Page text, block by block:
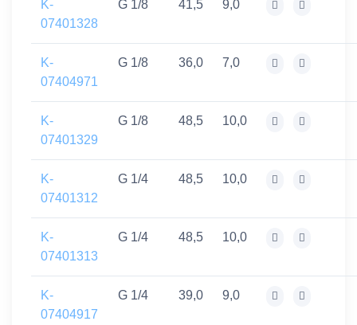
K-
07401328
G 1/8 41,5 9,0
K-
07404971
G 1/8 36,0 7,0
K-
07401329
G 1/8 48,5 10,0
K-
07401312
G 1/4 48,5 10,0
K-
07401313
G 1/4 48,5 10,0
K-
07404917
G 1/4 39,0 9,0